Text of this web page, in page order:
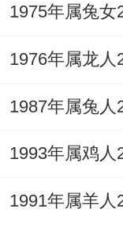
质醇水平下降
双子座的身心
香精油的嗅觉
痛发作频率降
要任务、改用